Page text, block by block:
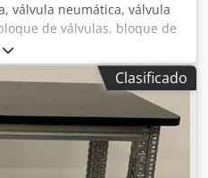
válvula neumática, válvula
de válvulas, bloque de
válvula de generación de
neumática, en
G-1/4-B, número de
-Presión de
Cantidad: 2 válvulas
-Dimensiones de la caja:
-Peso: 0,4 kg/unidad.
Clasificado